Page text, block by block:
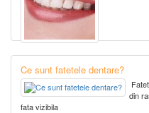
Ce sunt fatetele dentare?
din
fata vizibila